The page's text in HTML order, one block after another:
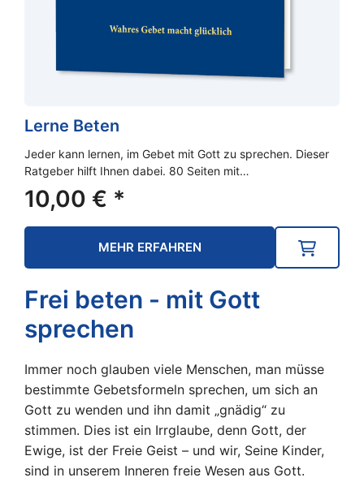
Lerne Beten
Jeder kann lernen, im Gebet mit Gott zu sprechen. Dieser
Ratgeber hilft Ihnen dabei. 80 Seiten mit…
10,00 € *
MEHR ERFAHREN
Frei beten - mit Gott
sprechen
Immer noch glauben viele Menschen, man müsse
bestimmte Gebetsformeln sprechen, um sich an
Gott zu wenden und ihn damit „gnädig“ zu
stimmen. Dies ist ein Irrglaube, denn Gott, der
Ewige, ist der Freie Geist – und wir, Seine Kinder,
sind in unserem Inneren freie Wesen aus Gott.